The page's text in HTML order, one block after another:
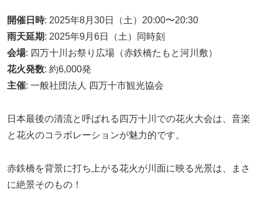
開催日時: 2025年8月30日（土）20:00〜20:30
雨天延期: 2025年9月6日（土）同時刻
会場: 四万十川お祭り広場（赤鉄橋たもと河川敷）
花火発数: 約6,000発
主催: 一般社団法人 四万十市観光協会
日本最後の清流と呼ばれる四万十川での花火大会は、音楽
と花火のコラボレーションが魅力的です。
赤鉄橋を背景に打ち上がる花火が川面に映る光景は、まさ
に絶景そのもの！